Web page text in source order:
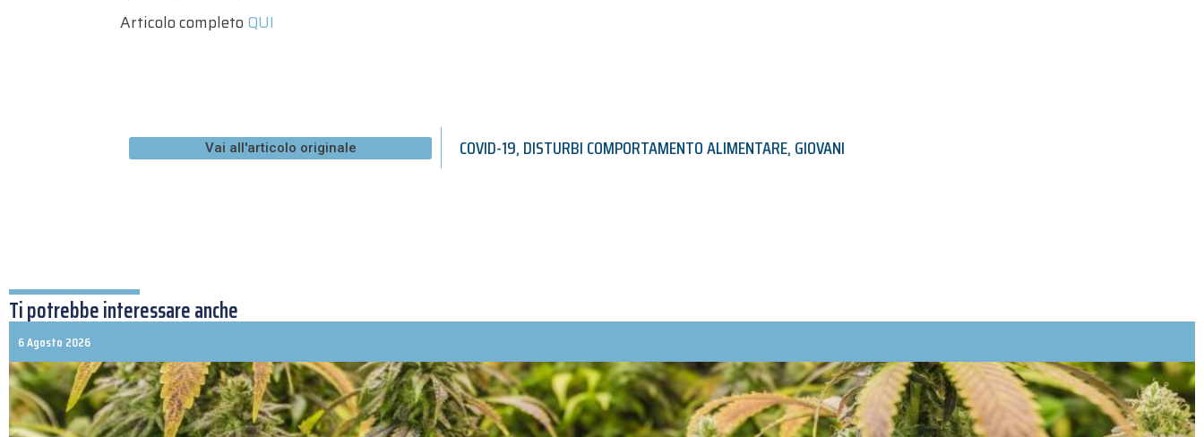
Articolo completo QUI
Vai all'articolo originale COVID-19,DISTURBI COMPORTAMENTO ALIMENTARE,GIOVANI
Ti potrebbe interessare anche
6 Agosto 2026